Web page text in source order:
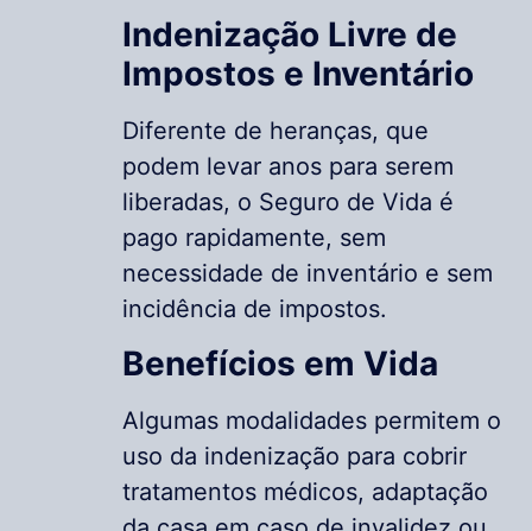
Indenização Livre de
Impostos e Inventário
Diferente de heranças, que
podem levar anos para serem
liberadas, o Seguro de Vida é
pago rapidamente, sem
necessidade de inventário e sem
incidência de impostos.
Benefícios em Vida
Algumas modalidades permitem o
uso da indenização para cobrir
tratamentos médicos, adaptação